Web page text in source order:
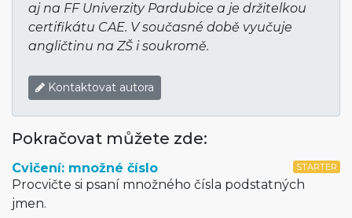
aj na FF Univerzity Pardubice a je držitelkou
certifikátu CAE. V současné době vyučuje
angličtinu na ZŠ i soukromě.
Kontaktovat autora
Pokračovat můžete zde:
STARTER
Cvičení: množné číslo
Procvičte si psaní množného čísla podstatných
jmen.